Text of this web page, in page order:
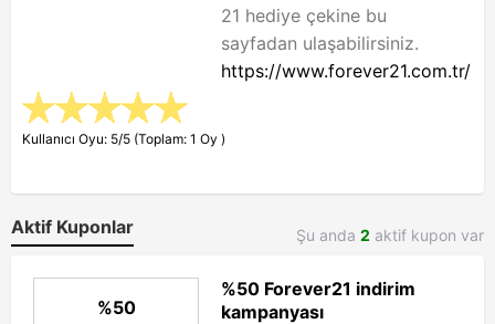
21 hediye çekine bu
sayfadan ulaşabilirsiniz.
https://www.forever21.com.tr/
Kullanıcı Oyu: 5/5 (Toplam: 1 Oy )
Aktif Kuponlar Şu anda 2 aktif kupon var
%50
%50 Forever21 indirim
kampanyası